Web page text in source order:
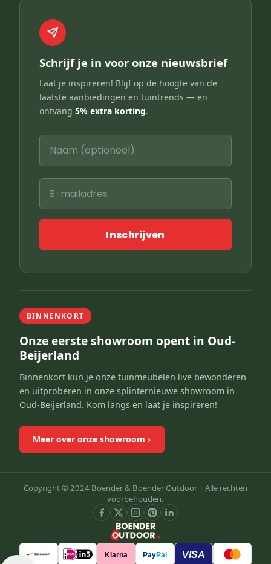
Schrijf je in voor onze nieuwsbrief
Laat je inspireren! Blijf op de hoogte van de
laatste aanbiedingen en tuintrends — en
ontvang 5% extra korting.
Inschrijven
BINNENKORT
Onze eerste showroom opent in Oud-
Beijerland
Binnenkort kun je onze tuinmeubelen live bewonderen
en uitproberen in onze splinternieuwe showroom in
Oud-Beijerland. Kom langs en laat je inspireren!
Meer over onze showroom ›
Copyright © 2024 Boender & Boender Outdoor | Alle rechten
voorbehouden.
Klarna PayPal VISA